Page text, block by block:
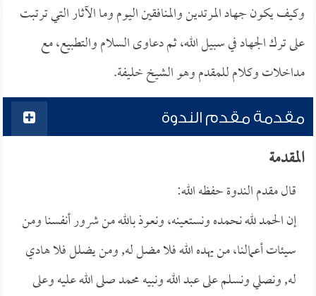
وكيف يكون جهاد المرتدين والمنافقين اليوم وما الآثار التي ترتبت
على ترك الجهاد في سبيل الله، ثم دعاوى السلام والتطبيع، مع
مداخلات وكلام للمقدم وهو الشيخ خليفة.
مقدمة مقدم الندوة
المقدمة
قال مقدم الندوة حفظه الله:
إن الحمد لله نحمده ونستعينه، ونعوذ بالله من شرور أنفسنا ومن
سيئات أعمالنا، من يهده الله فلا مضل له, ومن يضلل فلا هادي
له, ونصلي ونسلم على عبد الله ونبيه محمد صلى الله عليه وعلى